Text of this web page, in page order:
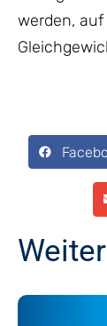
werden,